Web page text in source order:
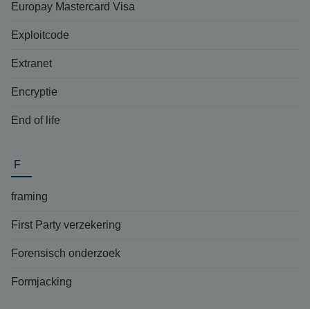
Europay Mastercard Visa
Exploitcode
Extranet
Encryptie
End of life
F
framing
First Party verzekering
Forensisch onderzoek
Formjacking